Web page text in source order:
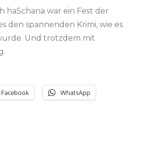
haSchana war ein Fest der
den spannenden Krimi, wie es
Und trotzdem mit
Facebook WhatsApp